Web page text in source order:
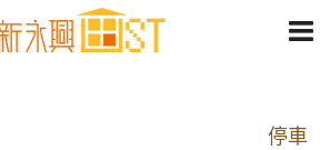
停車